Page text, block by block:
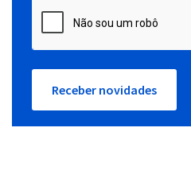
Receber novidades